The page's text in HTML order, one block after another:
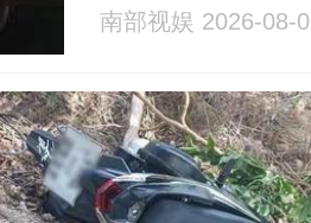
南部视娱 2026-08-